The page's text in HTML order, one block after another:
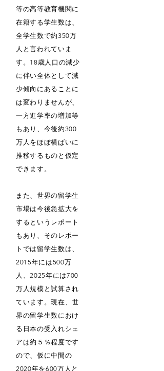
等の高等教育機関に
在籍する学生数は、
全学生数で約350万
人と言われていま
す。18歳人口の減少
に伴い全体として減
少傾向にあることに
は変わりませんが、
一方進学率の増加等
もあり、今後約300
万人をほぼ横ばいに
推移するものと仮定
できます。
また、世界の留学生
市場は今後急拡大を
するというレポート
もあり、そのレポー
トでは留学生数は、
2015年には500万
人、2025年には700
万人規模と試算され
ています。現在、世
界の留学生数におけ
る日本の受入れシェ
アは約５％程度です
ので、仮に中間の
2020年を600万人と